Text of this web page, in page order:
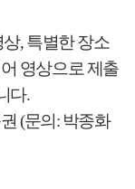
상,특별한 장소
영상으로 제출
다.
(문의 : 박종화